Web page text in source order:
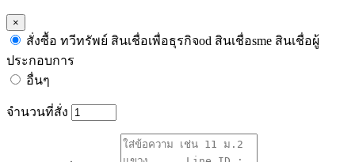
×
สั่งซื้อ ทวีทรัพย์ สินเชื่อเพื่อธุรกิจod สินเชื่อsme สินเชื่อผู้
ประกอบการ
อื่นๆ
จำนวนที่สั่ง